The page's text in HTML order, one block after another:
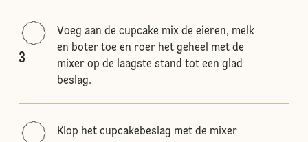
3
Voeg aan de cupcake mix de eieren, melk
en boter toe en roer het geheel met de
mixer op de laagste stand tot een glad
beslag.
Klop het cupcakebeslag met de mixer